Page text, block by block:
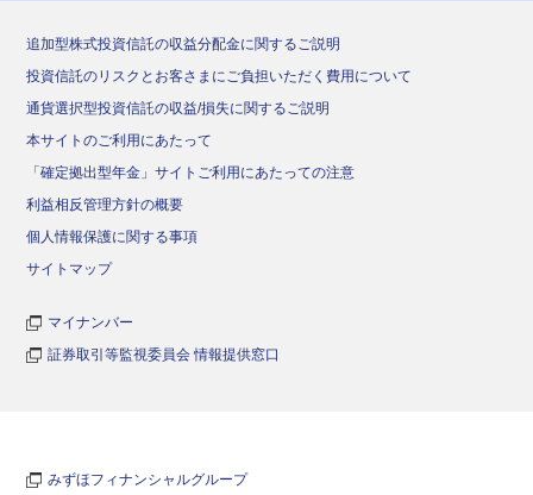
追加型株式投資信託の収益分配金に関するご説明
投資信託のリスクとお客さまにご負担いただく費用について
通貨選択型投資信託の収益/損失に関するご説明
本サイトのご利用にあたって
「確定拠出型年金」サイトご利用にあたっての注意
利益相反管理方針の概要
個人情報保護に関する事項
サイトマップ
マイナンバー
証券取引等監視委員会 情報提供窓口
みずほフィナンシャルグループ